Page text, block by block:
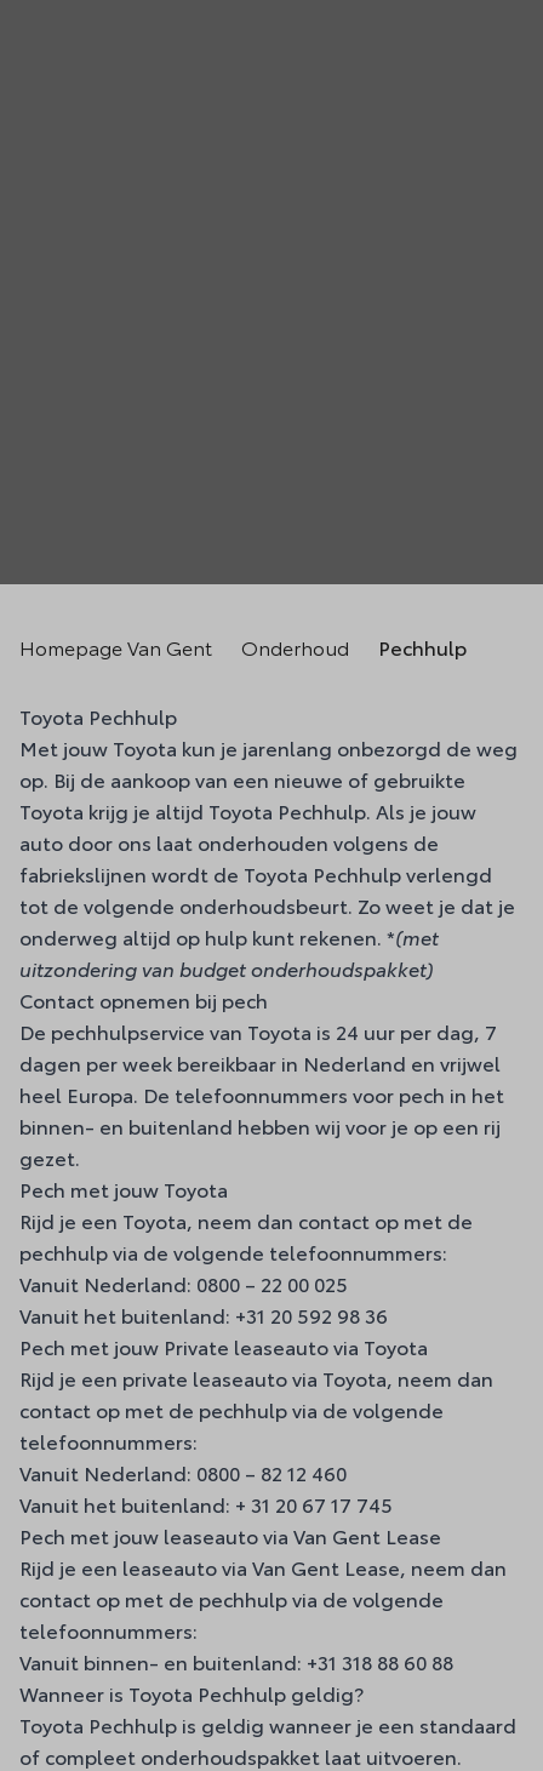
Homepage Van Gent Onderhoud Pechhulp
Toyota Pechhulp
Met jouw Toyota kun je jarenlang onbezorgd de weg
op. Bij de aankoop van een nieuwe of gebruikte
Toyota krijg je altijd Toyota Pechhulp. Als je jouw
auto door ons laat onderhouden volgens de
fabriekslijnen wordt de Toyota Pechhulp verlengd
tot de volgende onderhoudsbeurt. Zo weet je dat je
onderweg altijd op hulp kunt rekenen. *(met
uitzondering van budget onderhoudspakket)
Contact opnemen bij pech
De pechhulpservice van Toyota is 24 uur per dag, 7
dagen per week bereikbaar in Nederland en vrijwel
heel Europa. De telefoonnummers voor pech in het
binnen- en buitenland hebben wij voor je op een rij
gezet.
Pech met jouw Toyota
Rijd je een Toyota, neem dan contact op met de
pechhulp via de volgende telefoonnummers:
Vanuit Nederland: 0800 – 22 00 025
Vanuit het buitenland: +31 20 592 98 36
Pech met jouw Private leaseauto via Toyota
Rijd je een private leaseauto via Toyota, neem dan
contact op met de pechhulp via de volgende
telefoonnummers:
Vanuit Nederland: 0800 – 82 12 460
Vanuit het buitenland: + 31 20 67 17 745
Pech met jouw leaseauto via Van Gent Lease
Rijd je een leaseauto via Van Gent Lease, neem dan
contact op met de pechhulp via de volgende
telefoonnummers:
Vanuit binnen- en buitenland: +31 318 88 60 88
Wanneer is Toyota Pechhulp geldig?
Toyota Pechhulp is geldig wanneer je een standaard
of compleet onderhoudspakket laat uitvoeren.